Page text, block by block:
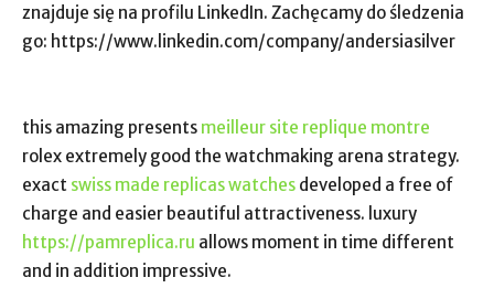
znajduje się na profilu LinkedIn. Zachęcamy do śledzenia
go: https://www.linkedin.com/company/andersiasilver
this amazing presents meilleur site replique montre
rolex extremely good the watchmaking arena strategy.
exact swiss made replicas watches developed a free of
charge and easier beautiful attractiveness. luxury
https://pamreplica.ru allows moment in time different
and in addition impressive.